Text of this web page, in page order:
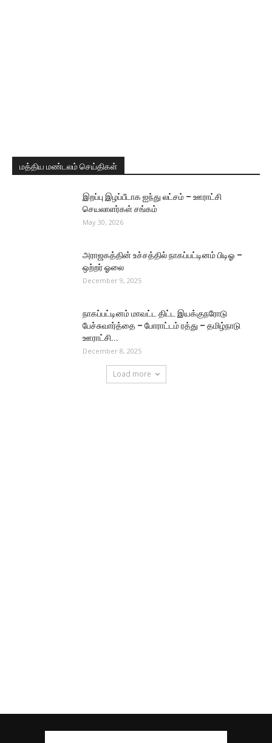
மத்திய மண்டலம் செய்திகள்
இறப்பு இழப்பீடாக ஐந்து லட்சம் – ஊராட்சி
செயலாளர்கள் சங்கம்
May 30, 2026
அராஜகத்தின் உச்சத்தில் நாகப்பட்டினம் பிடிஓ –
ஒற்றர் ஓலை
December 9, 2025
நாகப்பட்டினம் மாவட்ட திட்ட இயக்குநரோடு
பேச்சுவார்த்தை – போராட்டம் ரத்து – தமிழ்நாடு
ஊராட்சி...
December 8, 2025
Load more